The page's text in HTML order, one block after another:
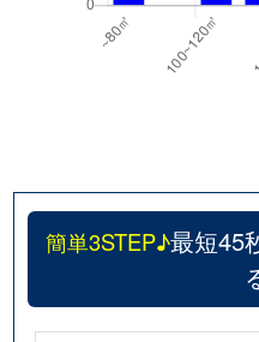
簡単3STEP♪最短45